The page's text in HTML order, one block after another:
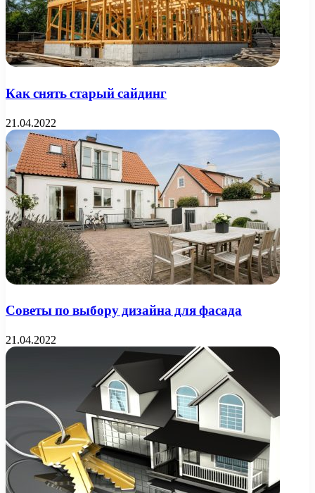
Как снять старый сайдинг
21.04.2022
Советы по выбору дизайна для фасада
21.04.2022